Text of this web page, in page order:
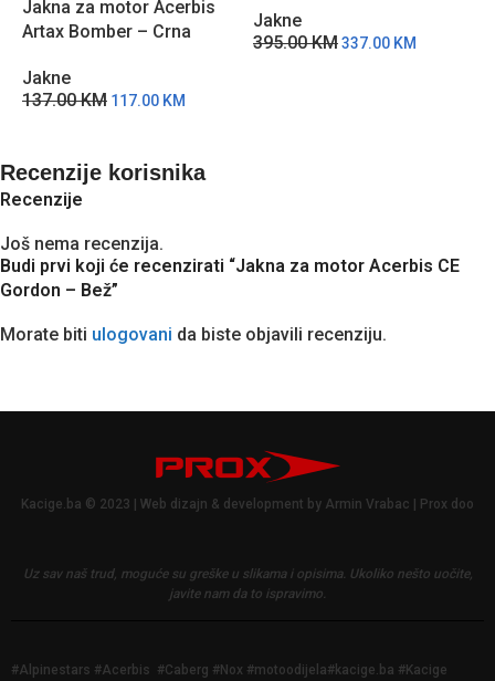
Jakna za motor Acerbis
Artax Bomber – Crna
Jakne
137.00KM 117.00 KM
Jakne
395.00KM337.00 KM
Recenzije korisnika
Recenzije
Još nema recenzija.
Budi prvi koji će recenzirati “Jakna za motor Acerbis CE
Gordon – Bež”
Morate biti ulogovani da biste objavili recenziju.
Kacige.ba © 2023 | Web dizajn & development by Armin Vrabac | Prox doo
Uz sav naš trud, moguće su greške u slikama i opisima. Ukoliko nešto uočite,
javite nam da to ispravimo.
#Alpinestars #Acerbis #Caberg #Nox #motoodijela#kacige.ba #Kacige